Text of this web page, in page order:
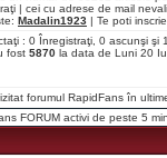
| cei cu adrese de mail
Madalin1923 | Te poti
: 0 Înregistraţi, 0 ascunşi
fost 5870 la data de Luni 20
forumul RapidFans în
FORUM activi de peste 5